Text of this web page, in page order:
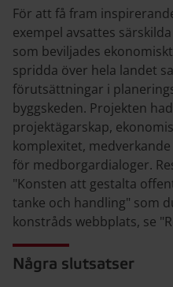
För att få fram
exempel avsattes
som beviljades
spridda över hela landet
förutsättningar i
byggskeden. Projekten
projektägarskap,
komplexitet,
för medborgardialoger.
"Konsten att gestalta
tanke och handling" som
konstråds webbplats, se
Några slutsatser